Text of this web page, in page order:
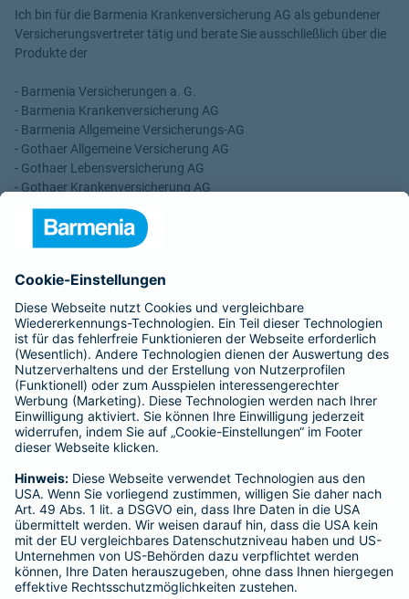
Ich bin für die Barmenia Krankenversicherung AG als gebundener
Versicherungsvertreter tätig und berate Sie ausschließlich über die
Produkte der
- Barmenia Versicherungen a. G.
- Barmenia Krankenversicherung AG
- Barmenia Allgemeine Versicherungs-AG
- Gothaer Allgemeine Versicherung AG
- Gothaer Lebensversicherung AG
- Gothaer Krankenversicherung AG
- ROLAND Rechtsschutz-Versicherungs-AG
- ROLAND Schutzbrief-Versicherung AG
Vergütungen, die in der zu entrichtenden Versicherungsprämie
enthalten sind.
Schlichtungsstellen
Für Lebens- und Sachversicherungen:
Verein Versicherungsombudsmann eV,
Postfach 080632, 10006 Berlin
Für private Krankenversicherungen:
Ombudsmann für private Kranken- / Pflege-Versicherungen,
Postfach 060222, 10052 Berlin
Impressum